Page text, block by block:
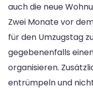
auch die neue
Zwei Monate vor
für den Umzugstag
gegebenenfalls
organisieren.
entrümpeln und